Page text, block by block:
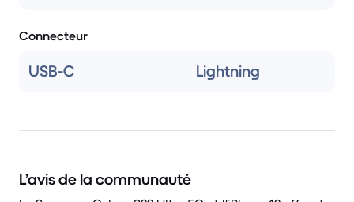
Connecteur
USB-C Lightning
L’avis de la communauté